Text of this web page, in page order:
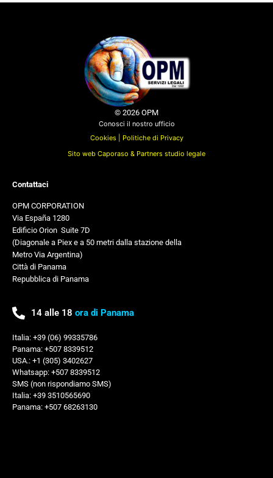
© 2026 OPM
Conosci il nostro ufficio
Cookies |
Politiche di Privacy
Sito web Caporaso & Partners studio legale
Contattaci
OPM CORPORATION
Via España 1280
Edificio Orion Suite 7D
(Diagonale a Piex e a 50 metri dalla stazione della
Metro Via Argentina)
Città di Panama
Repubblica di Panama
14 alle 18ora di Panama
Italia: +39 (06) 99335786
Panama: +507 8339512
USA.: +1 (305) 3402627
Whatsapp: +507 8339512
SMS (non rispondiamo SMS)
Italia: +39 3510565690
Panama: +507 68263130